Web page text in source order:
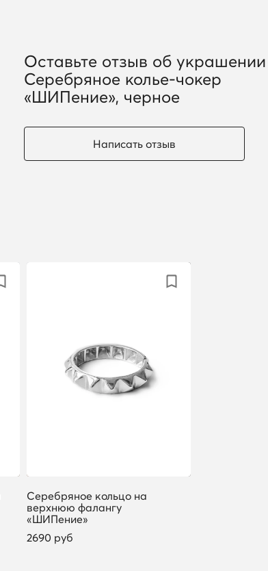
Оставьте отзыв об украшении
Серебряное колье-чокер
«ШИПение», черное
Написать отзыв
Серебряное кольцо на
верхнюю фалангу
«ШИПение»
2690 руб